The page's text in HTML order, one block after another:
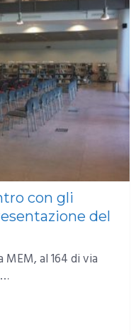
con gli
del
al 164 di via